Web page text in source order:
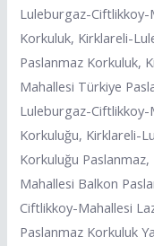
Luleburgaz-Ciftlikkoy-
Korkuluk, Kirklareli-
Paslanmaz Korkuluk,
Mahallesi Türkiye
Luleburgaz-Ciftlikkoy-
Korkuluğu, Kirklareli-
Korkuluğu
Mahallesi Balkon
Ciftlikkoy-Mahallesi
Paslanmaz Korkuluk